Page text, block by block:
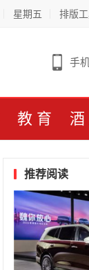
星期五 排版
手
教育
推荐阅读